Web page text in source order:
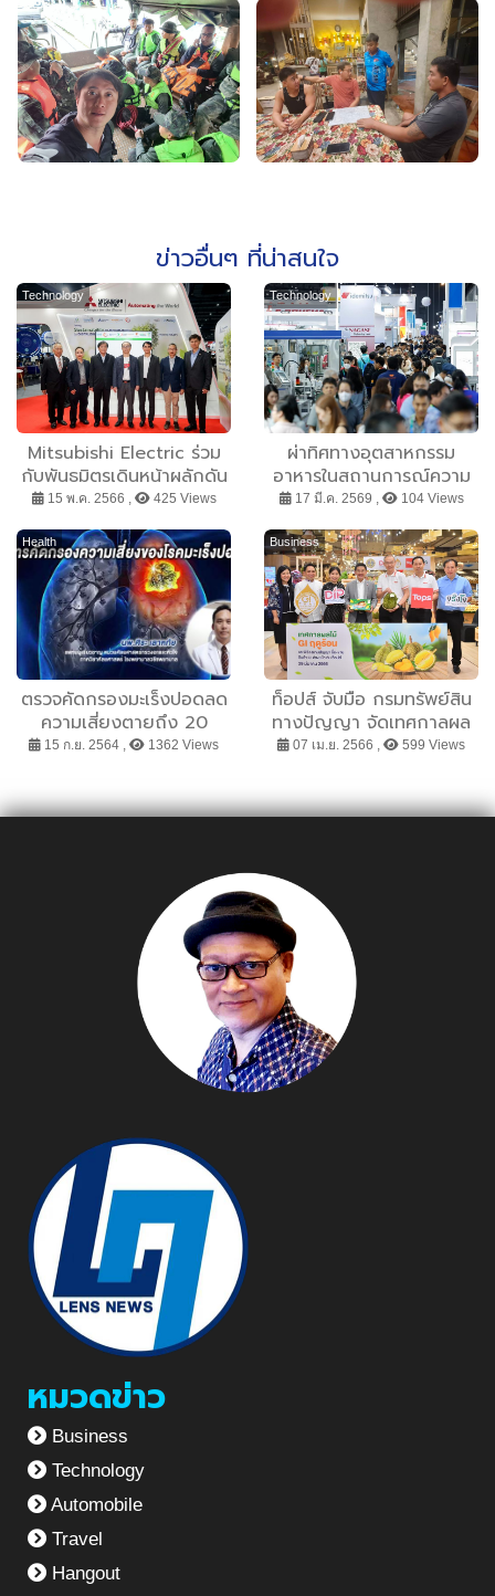
ข่าวอื่นๆ ที่น่าสนใจ
Technology
Mitsubishi Electric ร่วม
กับพันธมิตรเดินหน้าผลักดัน
นวัตกรรมดิจิทัลต่อเนื่อง ขับ
เคลื่อนอุตสาหกรรม ก้าวข้าม
กับดัก ”ภาษีคาร์บอน” ยก
ระดับการพัฒนาสู่ความ
ยั่งยืนของโลก
15 พ.ค. 2566 , 425 Views
Technology
ผ่าทิศทางอุตสาหกรรม
อาหารในสถานการณ์ความ
ขัดแย้ง อินฟอร์มาฯ เผย
อาเซียน-ไทย ผงาดคลัง
สำรองอาหารปลอดภัยของ
โลก ชี้เร่งใช้เทคโนโลยียก
ระดับการผลิตและแปรรูป
พร้อมชูงาน ProPak Asia
2026 ศูนย์กลางการพัฒนา
อุตสาหกรรมอาหารยุคใหม่
17 มี.ค. 2569 , 104 Views
Health
ตรวจคัดกรองมะเร็งปอดลด
ความเสี่ยงตายถึง 20
เปอร์เซ็นต์
15 ก.ย. 2564 , 1362 Views
Business
ท็อปส์ จับมือ กรมทรัพย์สิน
ทางปัญญา จัดเทศกาลผล
ไม้ GI ฤดูร้อน ยกระดับสินค้า
07 เม.ย. 2566 , 599 Views
หมวดข่าว
Business
Technology
Automobile
Travel
Hangout